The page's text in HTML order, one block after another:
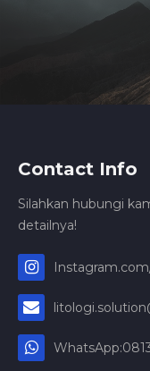
Contact Info
Silahkan hubungi
detailnya!